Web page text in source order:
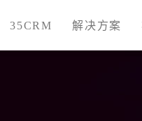
35CRM 解决方案